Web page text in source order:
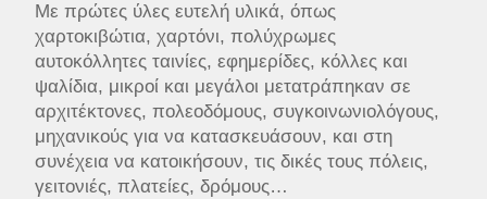
Με πρώτες ύλες ευτελή υλικά, όπως
χαρτοκιβώτια, χαρτόνι, πολύχρωμες
αυτοκόλλητες ταινίες, εφημερίδες, κόλλες και
ψαλίδια, μικροί και μεγάλοι μετατράπηκαν σε
αρχιτέκτονες, πολεοδόμους, συγκοινωνιολόγους,
μηχανικούς για να κατασκευάσουν, και στη
συνέχεια να κατοικήσουν, τις δικές τους πόλεις,
γειτονιές, πλατείες, δρόμους…